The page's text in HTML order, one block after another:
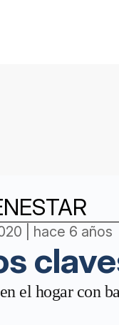
| hace 6 años
el hogar con